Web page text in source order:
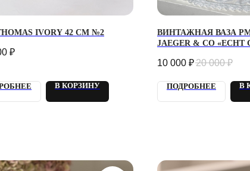
IVORY 42 СМ №2
₽
В КОРЗИНУ
ВИНТАЖНАЯ ВАЗА
JAEGER & CO «ECHT
10 000 ₽20 000 ₽
ПОДРОБНЕЕ В